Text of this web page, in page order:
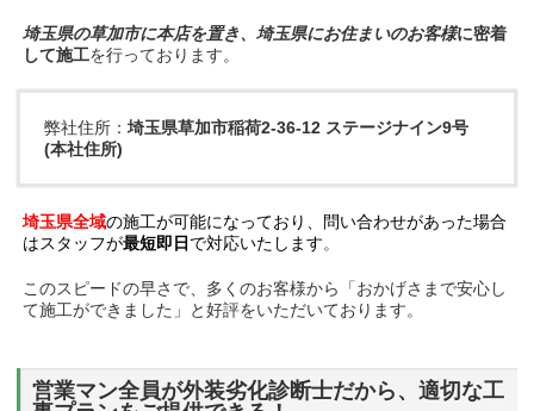
埼玉県の草加市に本店を置き、埼玉県にお住まいのお客様に密着
して施工を行っております。
弊社住所：埼玉県草加市稲荷2-36-12 ステージナイン9号
(本社住所)
埼玉県全域の施工が可能になっており、問い合わせがあった場合
はスタッフが最短即日 で対応いたします。
このスピードの早さで、多くのお客様から「おかげさまで安心し
て施工ができました」と好評をいただいております。
営業マン全員が外装劣化診断士だから、適切な工